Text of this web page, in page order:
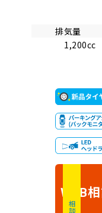
排気量
1,200cc
WEB